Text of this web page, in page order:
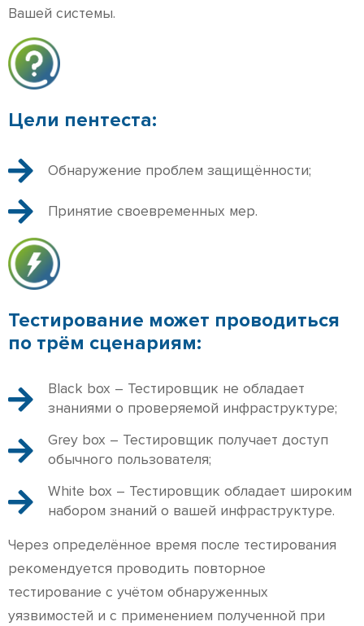
Вашей системы.
Цели пентеста:
Обнаружение проблем защищённости;
Принятие своевременных мер.
Тестирование может проводиться
по трём сценариям:
Black box – Тестировщик не обладает
знаниями о проверяемой инфраструктуре;
Grey box – Тестировщик получает доступ
обычного пользователя;
White box – Тестировщик обладает широким
набором знаний о вашей инфраструктуре.
Через определённое время после тестирования
рекомендуется проводить повторное
тестирование с учётом обнаруженных
уязвимостей и с применением полученной при